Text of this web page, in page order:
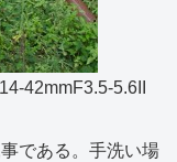
42mmF3.5-5.6II
である。手洗い場